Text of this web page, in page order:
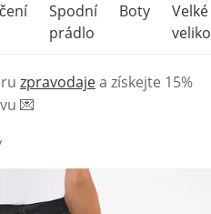
Spodní
prádlo
Boty
Velké
zpravodajea získejte 15%
💌